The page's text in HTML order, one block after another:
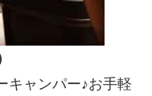
キャンパー♪お手軽